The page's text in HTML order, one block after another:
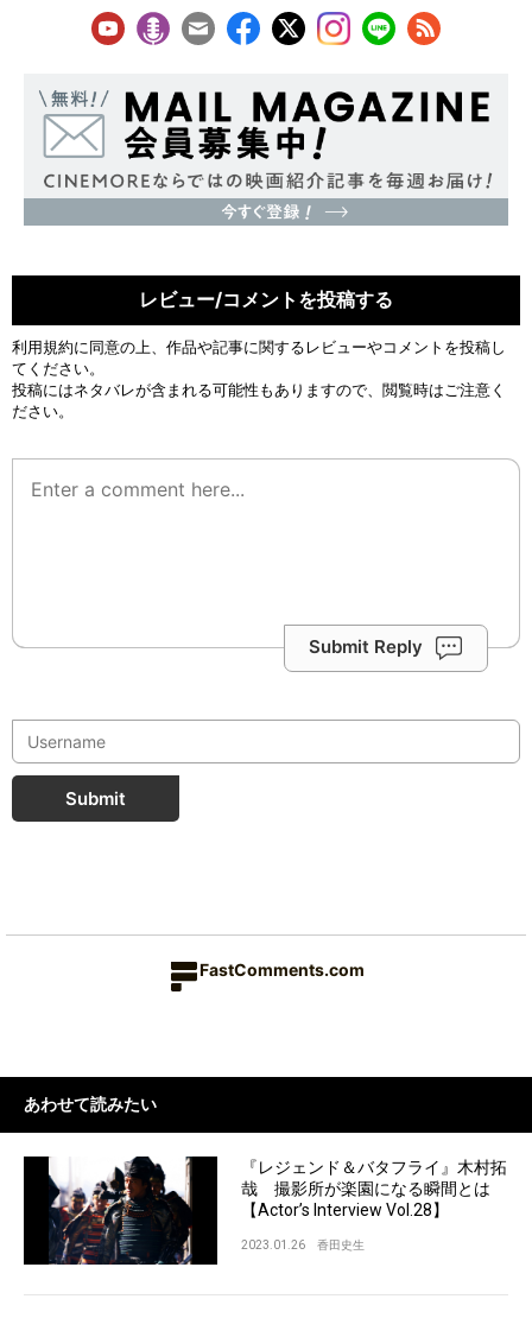
レビュー/コメントを投稿する
利用規約に同意の上、作品や記事に関するレビューやコメントを投稿し
てください。
投稿にはネタバレが含まれる可能性もありますので、閲覧時はご注意く
ださい。
Submit Reply
Submit
FastComments.com
あわせて読みたい
『レジェンド＆バタフライ』木村拓
哉 撮影所が楽園になる瞬間とは
【Actor’s Interview Vol.28】
2023.01.26 香田史生